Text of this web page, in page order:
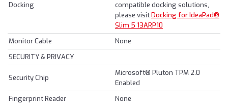
Docking
compatible docking solutions,
please visitDocking for IdeaPad®
Slim 5 13ARP10
Monitor Cable
None
SECURITY & PRIVACY
Security Chip
Microsoft® Pluton TPM 2.0
Enabled
Fingerprint Reader
None